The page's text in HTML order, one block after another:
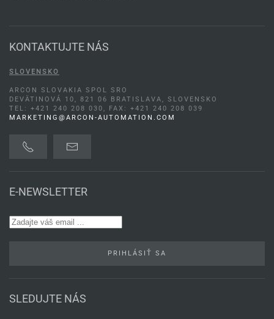
KONTAKTUJTE NÁS
SLOVENSKO
ARCON SLOVAKIA SPOL SRO
DEVÄTINOVÁ 10, 821 06 BRATISLAVA, SLOVENSKO
TEL: +421 240 208 030, FAX: +421 240 208 039
MARKETING@ARCON-AUTOMATION.COM
E-NEWSLETTER
PRIHLÁSIŤ SA
SLEDUJTE NÁS